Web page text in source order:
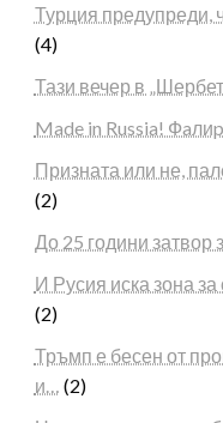
Турция предупреди,
(4)
Тази вечер в
Made in Russia!
Призната или не,
(2)
До 25 години
И Русия иска зона
(2)
Тръмп е бесен от
и… (2)